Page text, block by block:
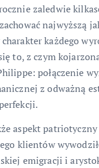
zaledwie
najwyższą
każdego
to, z czym
połączenie
z odważną
aspekt
klientów
emigracji i